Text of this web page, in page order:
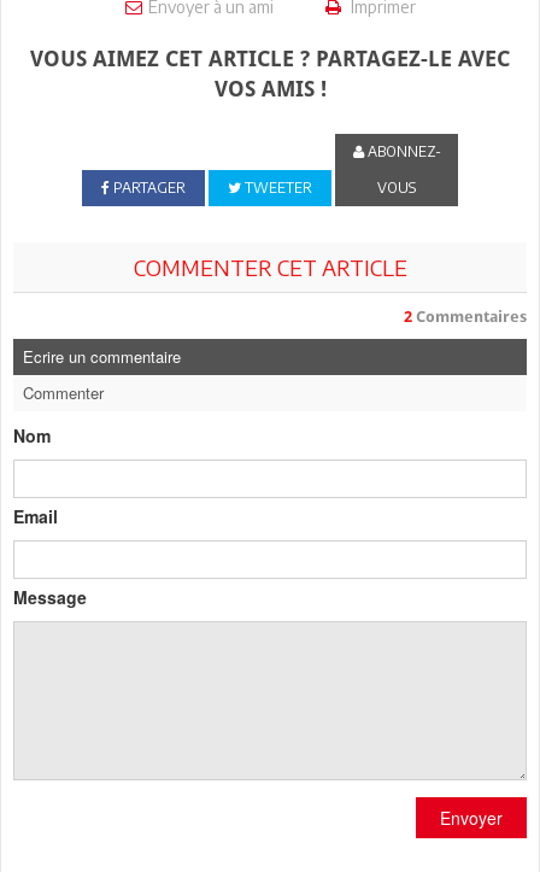
Envoyer à un ami Imprimer
VOUS AIMEZ CET ARTICLE ? PARTAGEZ-LE AVEC
VOS AMIS !
PARTAGER TWEETER
ABONNEZ-
VOUS
COMMENTER CET ARTICLE
2 Commentaires
Ecrire un commentaire
Commenter
Nom
Email
Message
Envoyer